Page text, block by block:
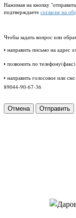
Нажимая на кнопку
подтверждаете согласие на
Чтобы задать вопрос или
🢒 направить письмо на адрес
🢒 позвонить по
🢒 направить голосовое или
89044-90-67-36
Отмена